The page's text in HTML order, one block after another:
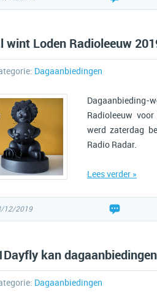
wint Loden Radioleeuw
Dagaanbiedingen
Radioleeuw
werd zaterdag
Radio Radar.
Lees verder »
12/2019
kan
Dagaanbiedingen